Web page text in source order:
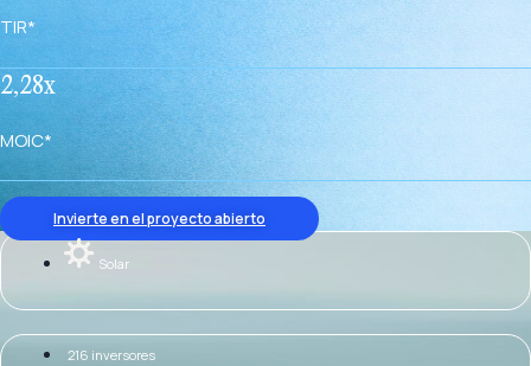
TIR*
2,28x
MOIC*
Invierte en el proyecto abierto
Solar
216 inversores